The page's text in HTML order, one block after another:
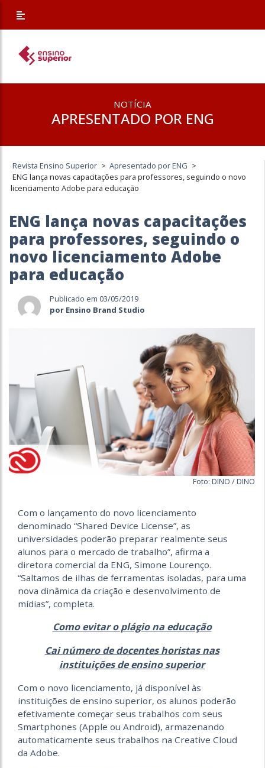
NOTÍCIA
APRESENTADO POR ENG
Revista Ensino Superior > Apresentado por ENG >
ENG lança novas capacitações para professores, seguindo o novo
licenciamento Adobe para educação
ENG lança novas capacitações
para professores, seguindo o
novo licenciamento Adobe
para educação
Publicado em 03/05/2019
por Ensino Brand Studio
Foto: DINO / DINO
Com o lançamento do novo licenciamento
denominado “Shared Device License”, as
universidades poderão preparar realmente seus
alunos para o mercado de trabalho”, afirma a
diretora comercial da ENG, Simone Lourenço.
“Saltamos de ilhas de ferramentas isoladas, para uma
nova dinâmica da criação e desenvolvimento de
mídias”, completa.
Como evitar o plágio na educação
Cai número de docentes horistas nas
instituições de ensino superior
Com o novo licenciamento, já disponível às
instituições de ensino superior, os alunos poderão
efetivamente começar seus trabalhos com seus
Smartphones (Apple ou Android), armazenando
automaticamente seus trabalhos na Creative Cloud
da Adobe.